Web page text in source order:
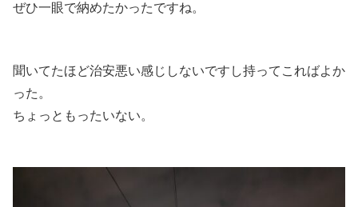
ぜひ一眼で納めたかったですね。
聞いてたほど治安悪い感じしないですし持ってこればよか
った。
ちょっともったいない。